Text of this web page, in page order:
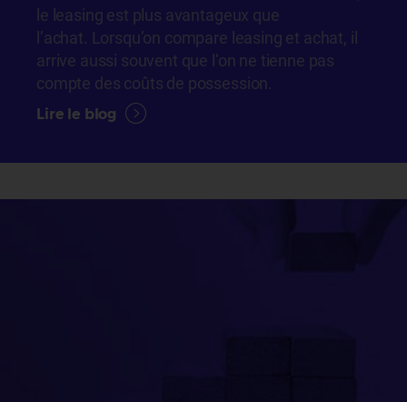
le leasing est plus avantageux que
l’achat. Lorsqu’on compare leasing et achat, il
arrive aussi souvent que l’on ne tienne pas
compte des coûts de possession.
Lire le blog